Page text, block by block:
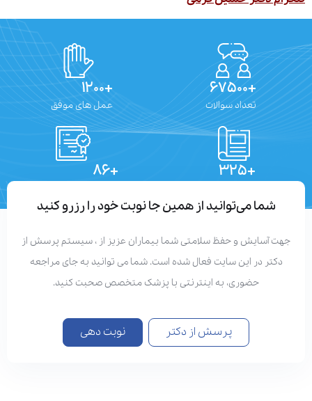
تعداد سوالات عمل های موفق
شما می‌توانید از همین جا نوبت خود را رزرو کنید
آسایش و حفظ سلامتی شما بیماران عزیز از ، سیستم پرسش از
دکتر در این سایت فعال شده است. شما می توانید به جای مراجعه
حضوری، به اینترنتی با پزشک متخصص صحبت کنید.
پرسش از دکتر نوبت دهی